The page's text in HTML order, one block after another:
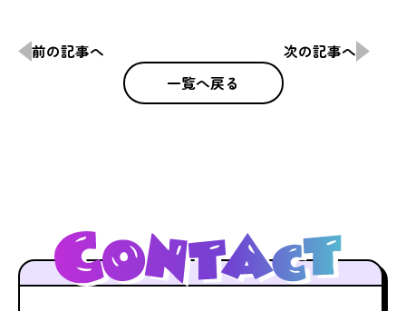
前の記事へ
一覧へ戻る
次の記事へ